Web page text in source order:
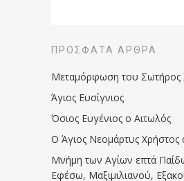
ΠΡΌΣΦΑΤΑ ΆΡΘΡΑ
Μεταμόρφωση του Σωτήρος
Άγιος Ευσίγνιος
Όσιος Ευγένιος ο Αιτωλός
Ο Άγιος Νεομάρτυς Χρήστος
Μνήμη των Aγίων επτά
Eφέσω, Mαξιμιλιανού,